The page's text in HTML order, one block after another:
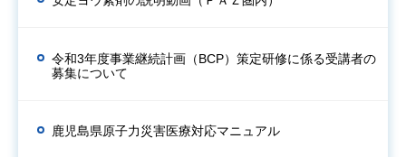
令和3年度事業継続計画（BCP）策定研修に係る受講者の
募集について
鹿児島県原子力災害医療対応マニュアル